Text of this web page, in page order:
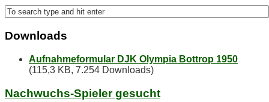
Down­loads
Aufnahmeformular DJK Olympia Bottrop 1950
(115,3 KB, 7.254 Downloads)
Nach­wuchs-Spie­ler gesucht